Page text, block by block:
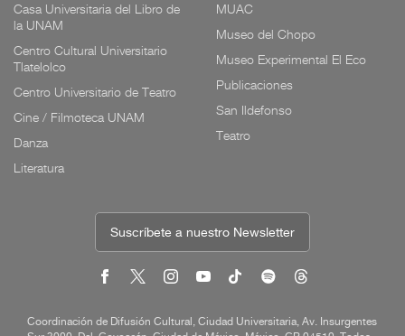
Casa Universitaria del Libro de
la UNAM
Centro Cultural Universitario
Tlatelolco
Centro Universitario de Teatro
Cine / Filmoteca UNAM
Danza
Literatura
MUAC
Museo del Chopo
Museo Experimental El Eco
Publicaciones
San Ildefonso
Teatro
Suscríbete a nuestro Newsletter
Coordinación de Difusión Cultural, Ciudad Universitaria, Av. Insurgentes